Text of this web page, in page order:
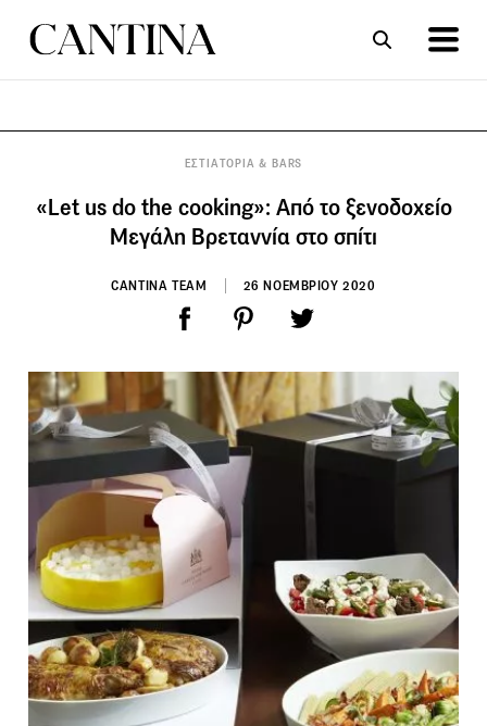
ΕΣΤΙΑΤΟΡΙΑ & BARS
«Let us do the cooking»: Από το ξενοδοχείο
Μεγάλη Βρεταννία στο σπίτι
CANTINA TEAM 26 ΝΟΕΜΒΡΙΟΥ 2020